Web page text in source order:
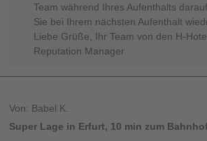
Team während Ihres Aufenthalts
Sie bei Ihrem nächsten Aufenthalt
Liebe Grüße, Ihr Team von den H-
Reputation Manager
Von: Babel K.
Super Lage in Erfurt, 10 min zum